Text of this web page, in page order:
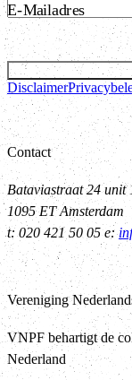
E-Mailadres
Disclaimer
Contact
Bataviastraat 24 unit
1095 ET Amsterdam
t: 020 421 50 05 e:
Vereniging
VNPF behartigt de
Nederland